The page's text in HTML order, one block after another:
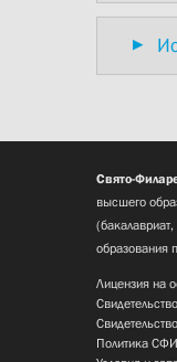
Свято-
высшего
образования
Лицензия на
Политика